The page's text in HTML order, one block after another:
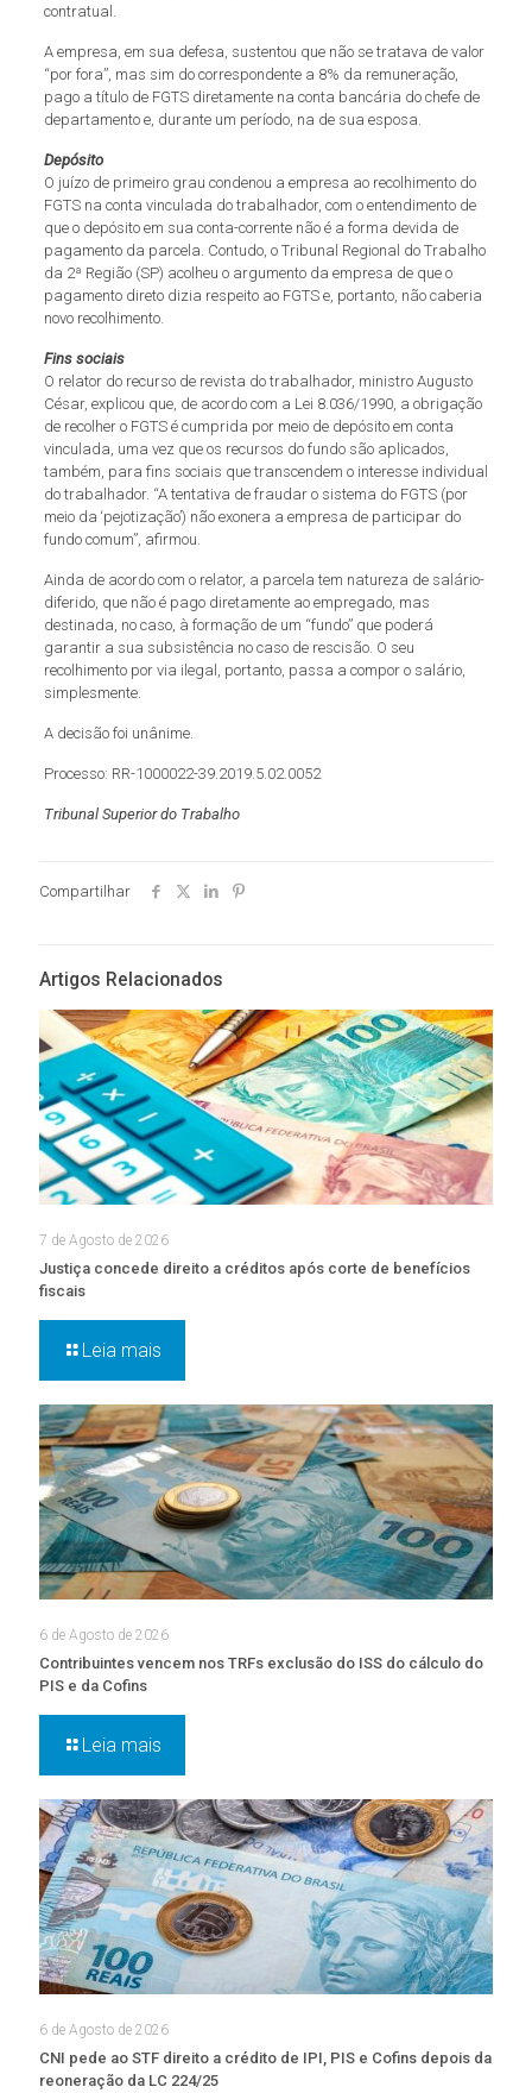
contratual.
A empresa, em sua defesa, sustentou que não se tratava de valor
“por fora”, mas sim do correspondente a 8% da remuneração,
pago a título de FGTS diretamente na conta bancária do chefe de
departamento e, durante um período, na de sua esposa.
Depósito
O juízo de primeiro grau condenou a empresa ao recolhimento do
FGTS na conta vinculada do trabalhador, com o entendimento de
que o depósito em sua conta-corrente não é a forma devida de
pagamento da parcela. Contudo, o Tribunal Regional do Trabalho
da 2ª Região (SP) acolheu o argumento da empresa de que o
pagamento direto dizia respeito ao FGTS e, portanto, não caberia
novo recolhimento.
Fins sociais
O relator do recurso de revista do trabalhador, ministro Augusto
César, explicou que, de acordo com a Lei 8.036/1990, a obrigação
de recolher o FGTS é cumprida por meio de depósito em conta
vinculada, uma vez que os recursos do fundo são aplicados,
também, para fins sociais que transcendem o interesse individual
do trabalhador. “A tentativa de fraudar o sistema do FGTS (por
meio da ‘pejotização’) não exonera a empresa de participar do
fundo comum”, afirmou.
Ainda de acordo com o relator, a parcela tem natureza de salário-
diferido, que não é pago diretamente ao empregado, mas
destinada, no caso, à formação de um “fundo” que poderá
garantir a sua subsistência no caso de rescisão. O seu
recolhimento por via ilegal, portanto, passa a compor o salário,
simplesmente.
A decisão foi unânime.
Processo: RR-1000022-39.2019.5.02.0052
Tribunal Superior do Trabalho
Compartilhar
Artigos Relacionados
7 de Agosto de 2026
Justiça concede direito a créditos após corte de benefícios
fiscais
Leia mais
6 de Agosto de 2026
Contribuintes vencem nos TRFs exclusão do ISS do cálculo do
PIS e da Cofins
Leia mais
6 de Agosto de 2026
CNI pede ao STF direito a crédito de IPI, PIS e Cofins depois da
reoneração da LC 224/25